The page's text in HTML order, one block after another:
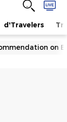
d'Travelers
on